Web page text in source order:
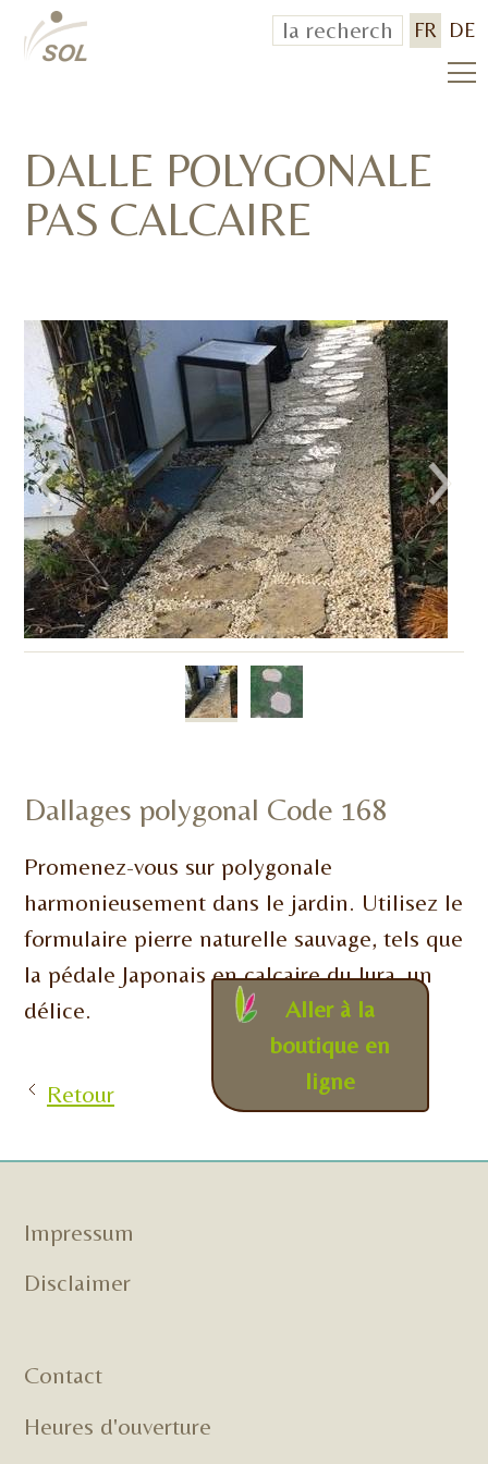
FR DE
DALLE POLYGONALE
PAS CALCAIRE
Aller à la
boutique en
ligne
Dallages polygonal Code 168
Promenez-vous sur polygonale
harmonieusement dans le jardin. Utilisez le
formulaire pierre naturelle sauvage, tels que
la pédale Japonais en calcaire du Jura,un
délice.
Retour
Impressum
Disclaimer
Contact
Heures d'ouverture